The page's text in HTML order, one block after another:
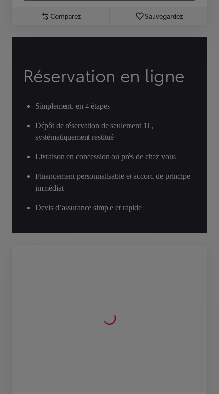
Comparez Sauvegardez
Réservation en ligne
Simplement, en 4 étapes
Dépôt de réservation de seulement 1€,
systématiquement restitué
Livraison en concession ou près de chez vous
Financement personnalisable et accord de principe
immédiat
Devis d’assurance simple et rapide